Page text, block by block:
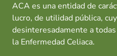
ACA es una entidad de
lucro, de utilidad pública,
desinteresadamente a
la Enfermedad Celiaca.